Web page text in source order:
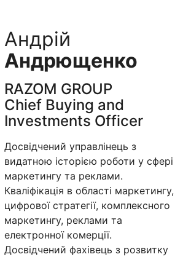
Андрій
Андрющенко
RAZOM GROUP
Chief Buying and
Investments Officer
Досвідчений управлінець з
видатною історією роботи у сфері
маркетингу та реклами.
Кваліфікація в області маркетингу,
цифрової стратегії, комплексного
маркетингу, реклами та
електронної комерції.
Досвідчений фахівець з розвитку